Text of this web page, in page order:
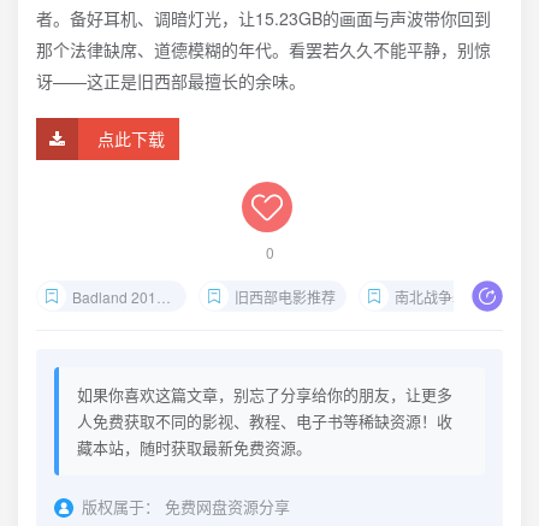
者。备好耳机、调暗灯光，让15.23GB的画面与声波带你回到
那个法律缺席、道德模糊的年代。看罢若久久不能平静，别惊
讶——这正是旧西部最擅长的余味。
点此下载
0
Badland 2019 1080p下载 旧西部电影推荐 南北战争罪犯追捕片
如果你喜欢这篇文章，别忘了分享给你的朋友，让更多
人免费获取不同的影视、教程、电子书等稀缺资源！收
藏本站，随时获取最新免费资源。
版权属于：
免费网盘资源分享